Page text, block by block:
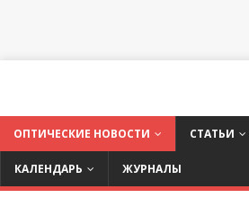
ОПТИЧЕСКИЕ НОВОСТИ СТАТЬИ
КАЛЕНДАРЬ ЖУРНАЛЫ